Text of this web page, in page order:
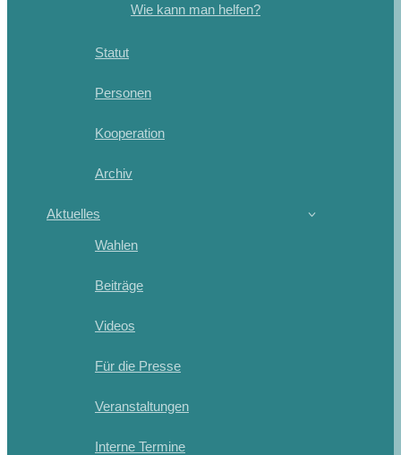
Wie kann man helfen?
Statut
Personen
Kooperation
Archiv
Aktuelles
Wahlen
Beiträge
Videos
Für die Presse
Veranstaltungen
Interne Termine